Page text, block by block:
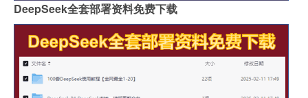
DeepSeek全套部署资料免费下载